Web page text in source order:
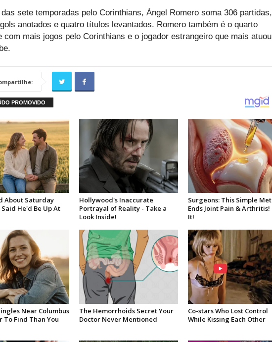
sete temporadas pelo Corinthians, Ángel Romero soma 306 partidas,
anotados e quatro títulos levantados. Romero também é o quarto
com mais jogos pelo Corinthians e o jogador estrangeiro que mais atuou